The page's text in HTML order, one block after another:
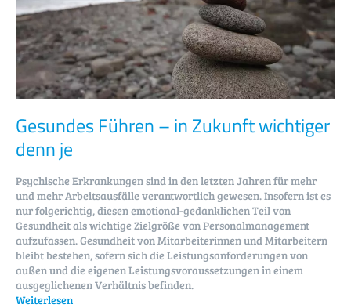
Gesundes Führen – in Zukunft wichtiger
denn je
Psychische Erkrankungen sind in den letzten Jahren für mehr
und mehr Arbeitsausfälle verantwortlich gewesen. Insofern ist es
nur folgerichtig, diesen emotional-gedanklichen Teil von
Gesundheit als wichtige Zielgröße von Personalmanagement
aufzufassen. Gesundheit von Mitarbeiterinnen und Mitarbeitern
bleibt bestehen, sofern sich die Leistungsanforderungen von
außen und die eigenen Leistungsvoraussetzungen in einem
ausgeglichenen Verhältnis befinden.
Weiterlesen